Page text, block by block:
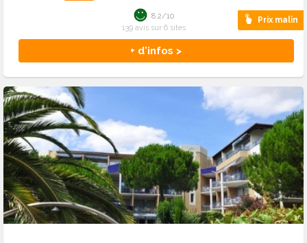
Prix malin
+ d'infos >
8.2/10
139 avis sur 6 sites